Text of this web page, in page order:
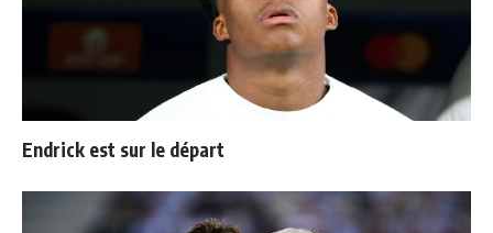
Endrick est sur le départ